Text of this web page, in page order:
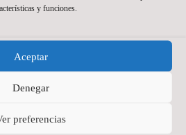
y funciones.
Aceptar
Denegar
preferencias